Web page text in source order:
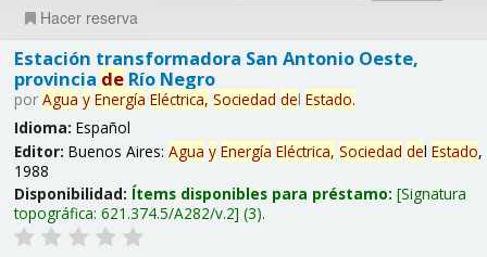
Hacer reserva
Estación transformadora San Antonio Oeste,
provincia deRío Negro
por Agua y Energía Eléctrica, Sociedad del Estado.
Idioma: Español
Editor: Buenos Aires: Agua y Energía Eléctrica, Sociedad del Estado,
1988
Disponibilidad: Ítems disponibles para préstamo: Signatura
topográfica: 621.374.5/A282/v.2 (3).